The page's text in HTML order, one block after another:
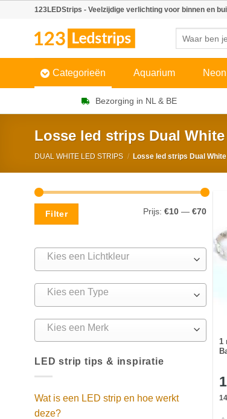
123LEDStrips - Veelzijdige verlichting voor binnen en
Categorieën Aquarium
Bezorging in NL & BE
Losse led strips Dual White
DUAL WHITE LED STRIPS / Losse led strips Dual White
prijs
prijsFilter Prijs: €10 — €70
Kies een Lichtkleur
Kies een Type
Kies een Merk
LED strip tips & inspiratie
Wat is een LED strip en hoe werkt
deze?
1